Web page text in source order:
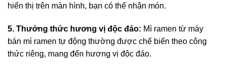
hiển thị trên màn hình, bạn có thể nhận món.
5. Thưởng thức hương vị độc đáo: Mì ramen từ máy
bán mì ramen tự động thường được chế biến theo công
thức riêng, mang đến hương vị độc đáo.